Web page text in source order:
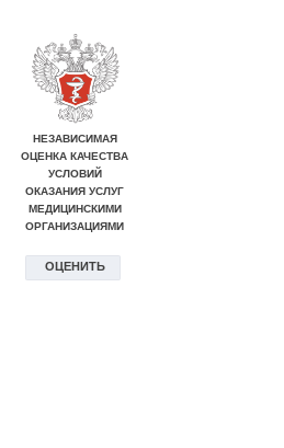
НЕЗАВИСИМАЯ
ОЦЕНКА КАЧЕСТВА
УСЛОВИЙ
ОКАЗАНИЯ УСЛУГ
МЕДИЦИНСКИМИ
ОРГАНИЗАЦИЯМИ
ОЦЕНИТЬ